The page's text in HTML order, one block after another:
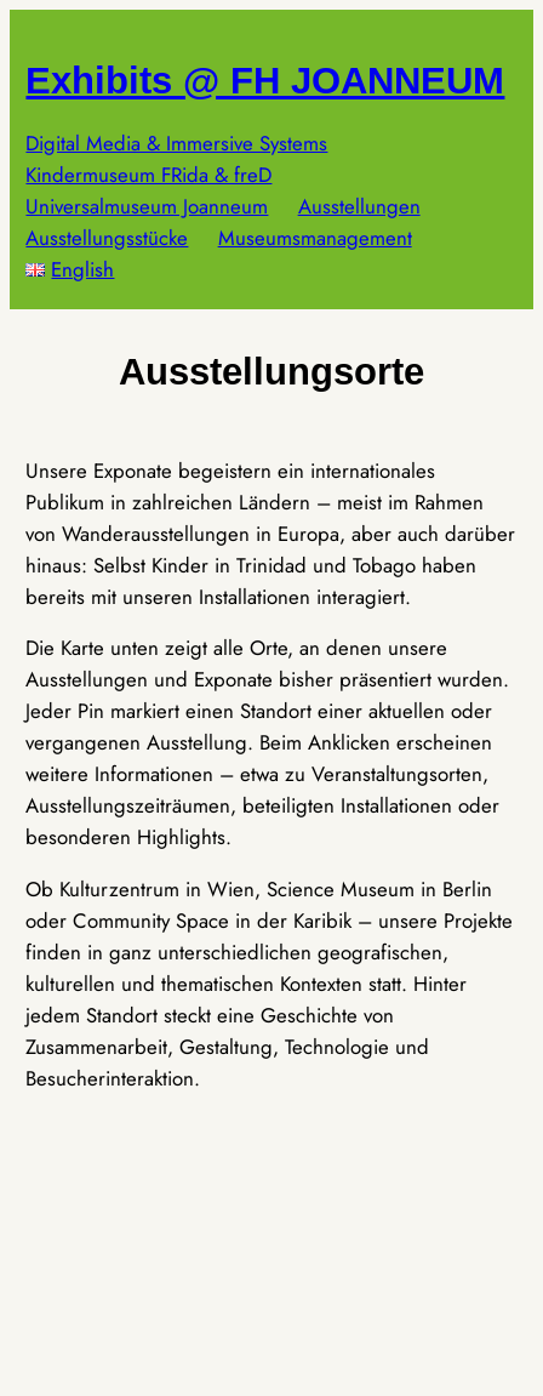
springen
Exhibits @ FH JOANNEUM
Digital Media & Immersive Systems
Kindermuseum FRida & freD
Universalmuseum Joanneum
Ausstellungen
Ausstellungsstücke
Museumsmanagement
English
Ausstellungsorte
Unsere Exponate begeistern ein internationales
Publikum in zahlreichen Ländern – meist im Rahmen
von Wanderausstellungen in Europa, aber auch darüber
hinaus: Selbst Kinder in Trinidad und Tobago haben
bereits mit unseren Installationen interagiert.
Die Karte unten zeigt alle Orte, an denen unsere
Ausstellungen und Exponate bisher präsentiert wurden.
Jeder Pin markiert einen Standort einer aktuellen oder
vergangenen Ausstellung. Beim Anklicken erscheinen
weitere Informationen – etwa zu Veranstaltungsorten,
Ausstellungszeiträumen, beteiligten Installationen oder
besonderen Highlights.
Ob Kulturzentrum in Wien, Science Museum in Berlin
oder Community Space in der Karibik – unsere Projekte
finden in ganz unterschiedlichen geografischen,
kulturellen und thematischen Kontexten statt. Hinter
jedem Standort steckt eine Geschichte von
Zusammenarbeit, Gestaltung, Technologie und
Besucherinteraktion.